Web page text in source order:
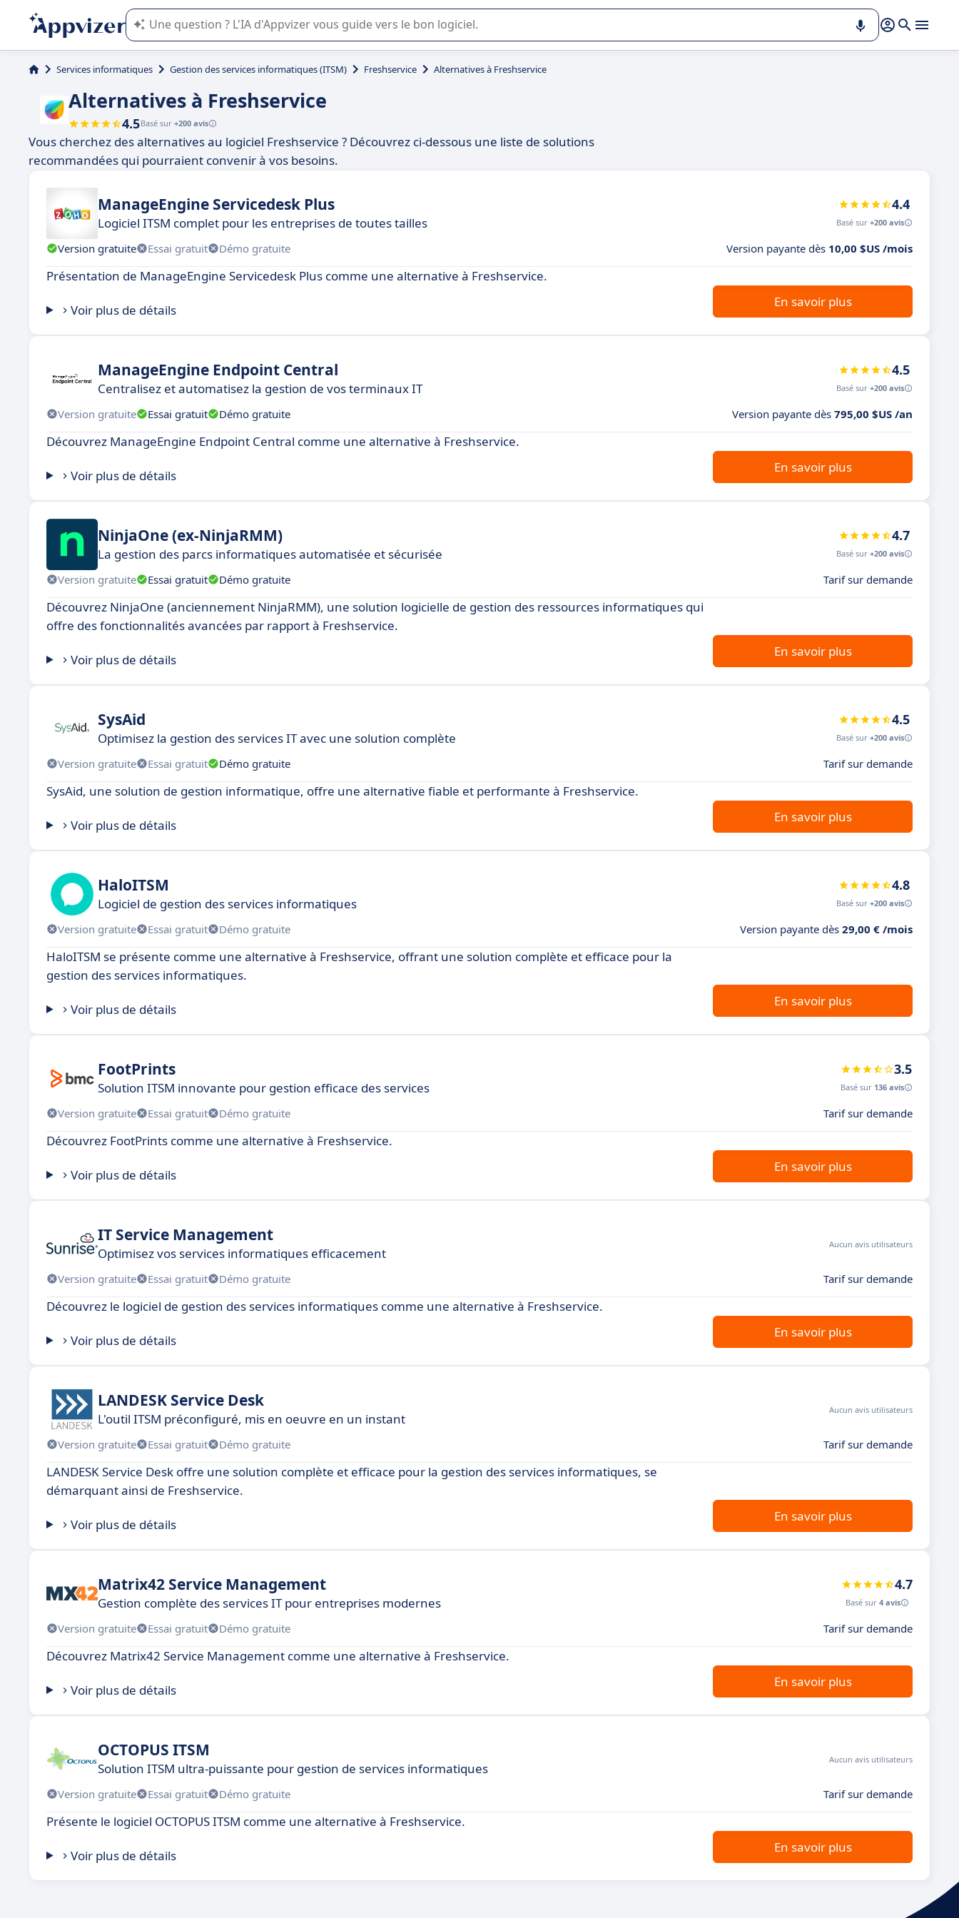
L'IA de Appvizer vous guide dans l'utilisation ou la sélection de logiciel SaaS en entreprise.
Services informatiques Gestion des services informatiques (ITSM) Freshservice Alternatives à Freshservice
Alternatives à Freshservice
4.5Basé sur +200 avis
Vous cherchez des alternatives au logiciel Freshservice ? Découvrez ci-dessous une liste de solutions
recommandées qui pourraient convenir à vos besoins.
ManageEngine Servicedesk Plus
Logiciel ITSM complet pour les entreprises de toutes tailles
4.4
Basé sur +200 avis
Version gratuite Essai gratuit Démo gratuite Version payante dès 10,00 $US /mois
Présentation de ManageEngine Servicedesk Plus comme une alternative à Freshservice.
Voir plus de détails
En savoir plus
ManageEngine Endpoint Central
Centralisez et automatisez la gestion de vos terminaux IT
4.5
Basé sur +200 avis
Version gratuite Essai gratuit Démo gratuite Version payante dès 795,00 $US /an
Découvrez ManageEngine Endpoint Central comme une alternative à Freshservice.
Voir plus de détails
En savoir plus
NinjaOne (ex-NinjaRMM)
La gestion des parcs informatiques automatisée et sécurisée
4.7
Basé sur +200 avis
Version gratuite Essai gratuit Démo gratuite Tarif sur demande
Découvrez NinjaOne (anciennement NinjaRMM), une solution logicielle de gestion des ressources informatiques qui
offre des fonctionnalités avancées par rapport à Freshservice.
Voir plus de détails
En savoir plus
SysAid
Optimisez la gestion des services IT avec une solution complète
4.5
Basé sur +200 avis
Version gratuite Essai gratuit Démo gratuite Tarif sur demande
SysAid, une solution de gestion informatique, offre une alternative fiable et performante à Freshservice.
Voir plus de détails
En savoir plus
HaloITSM
Logiciel de gestion des services informatiques
4.8
Basé sur +200 avis
Version gratuite Essai gratuit Démo gratuite Version payante dès 29,00 € /mois
HaloITSM se présente comme une alternative à Freshservice, offrant une solution complète et efficace pour la
gestion des services informatiques.
Voir plus de détails
En savoir plus
FootPrints
Solution ITSM innovante pour gestion efficace des services
3.5
Basé sur 136 avis
Version gratuite Essai gratuit Démo gratuite Tarif sur demande
Découvrez FootPrints comme une alternative à Freshservice.
Voir plus de détails
En savoir plus
IT Service Management
Optimisez vos services informatiques efficacement
Aucun avis utilisateurs
Version gratuite Essai gratuit Démo gratuite Tarif sur demande
Découvrez le logiciel de gestion des services informatiques comme une alternative à Freshservice.
Voir plus de détails
En savoir plus
LANDESK Service Desk
L'outil ITSM préconfiguré, mis en oeuvre en un instant
Aucun avis utilisateurs
Version gratuite Essai gratuit Démo gratuite Tarif sur demande
LANDESK Service Desk offre une solution complète et efficace pour la gestion des services informatiques, se
démarquant ainsi de Freshservice.
Voir plus de détails
En savoir plus
Matrix42 Service Management
Gestion complète des services IT pour entreprises modernes
4.7
Basé sur 4 avis
Version gratuite Essai gratuit Démo gratuite Tarif sur demande
Découvrez Matrix42 Service Management comme une alternative à Freshservice.
Voir plus de détails
En savoir plus
OCTOPUS ITSM
Solution ITSM ultra-puissante pour gestion de services informatiques
Aucun avis utilisateurs
Version gratuite Essai gratuit Démo gratuite Tarif sur demande
Présente le logiciel OCTOPUS ITSM comme une alternative à Freshservice.
Voir plus de détails
En savoir plus